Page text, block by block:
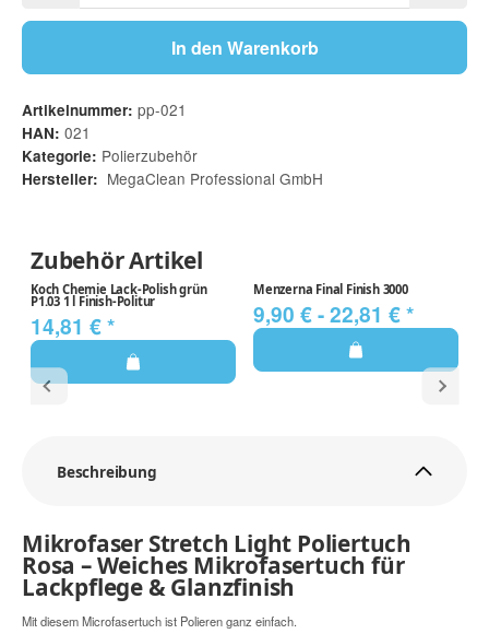
In den Warenkorb
Artikelnummer: pp-021
HAN: 021
Kategorie: Polierzubehör
Hersteller: MegaClean Professional GmbH
Zubehör Artikel
Koch Chemie Lack-Polish grün
P1.03 1 l Finish-Politur
14,81 €*
Menzerna Final Finish 3000
9,90 € -22,81 €*
Beschreibung
Mikrofaser Stretch Light Poliertuch
Rosa – Weiches Mikrofasertuch für
Lackpflege & Glanzfinish
Mit diesem Microfasertuch ist Polieren ganz einfach.